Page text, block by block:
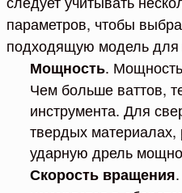
параметров, чтобы
подходящую модель для
Мощность. Мощность
Чем больше ваттов,
инструмента. Для
твердых материалах,
ударную дрель
Скорость вращения